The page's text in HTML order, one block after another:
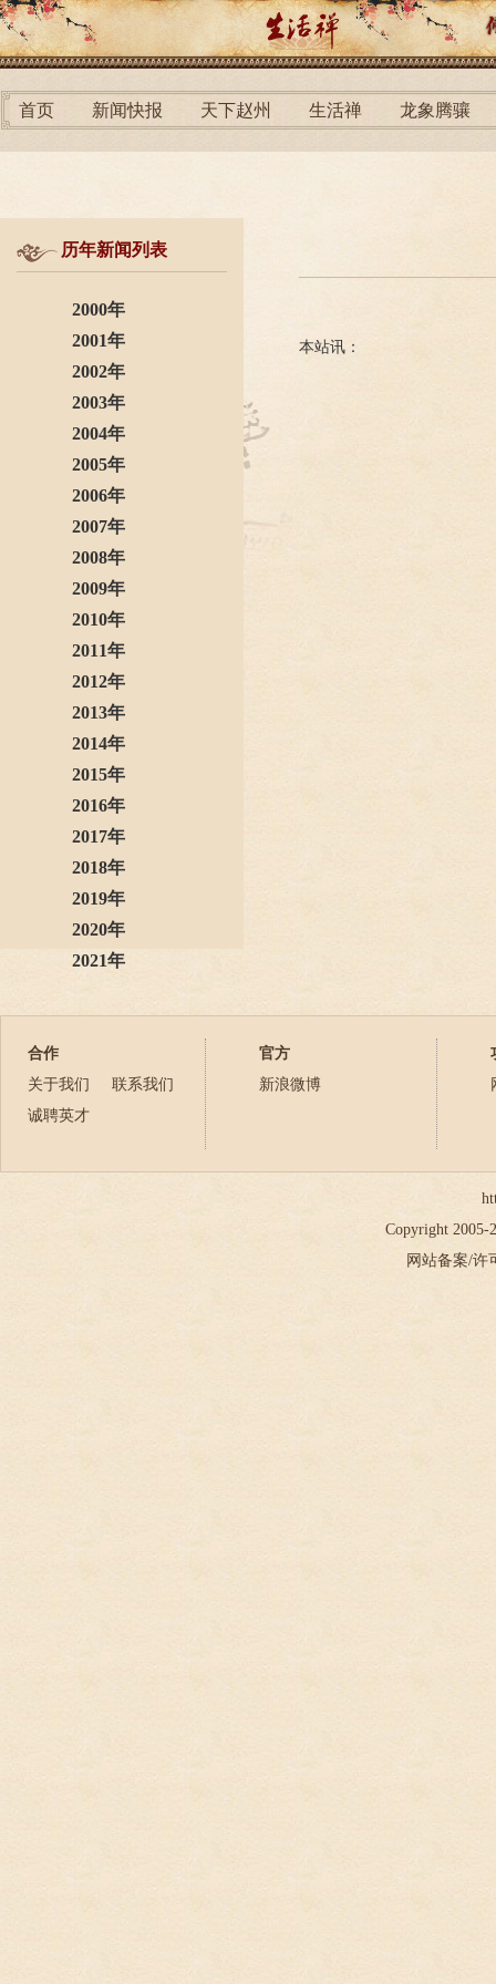
首页 新闻快报 天下赵州 生活禅 龙象腾骧
历年新闻列表
2000年
2001年
2002年
2003年
2004年
2005年
2006年
2007年
2008年
2009年
2010年
2011年
2012年
2013年
2014年
2015年
2016年
2017年
2018年
2019年
2020年
2021年
2023年
2025年
2026年
本站讯：
合作
关于我们
联系我们
诚聘英才
官方
新浪微博
Copyright 2005-
网站备案/许